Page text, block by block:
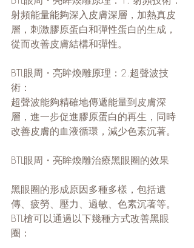
射頻能量能夠深入皮膚深層，加熱真皮
層，刺激膠原蛋白和彈性蛋白的生成，
從而改善皮膚結構和彈性。
BTL眼周・亮眸煥雕原理：2.超聲波技
術：
超聲波能夠精確地傳遞能量到皮膚深
層，進一步促進膠原蛋白的再生，同時
改善皮膚的血液循環，減少色素沉著。
BTL眼周・亮眸煥雕治療黑眼圈的效果
黑眼圈的形成原因多種多樣，包括遺
傳、疲勞、壓力、過敏、色素沉著等。
BTL槍可以通過以下幾種方式改善黑眼
圈：